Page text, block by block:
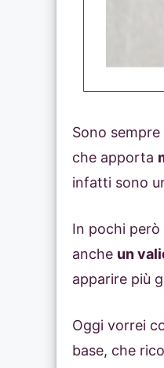
Sono
che apporta
infatti sono
In pochi
anche un
apparire più
Oggi vorrei
base, che